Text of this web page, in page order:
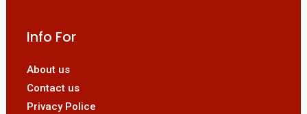
Info For
About us
Contact us
Privacy Police